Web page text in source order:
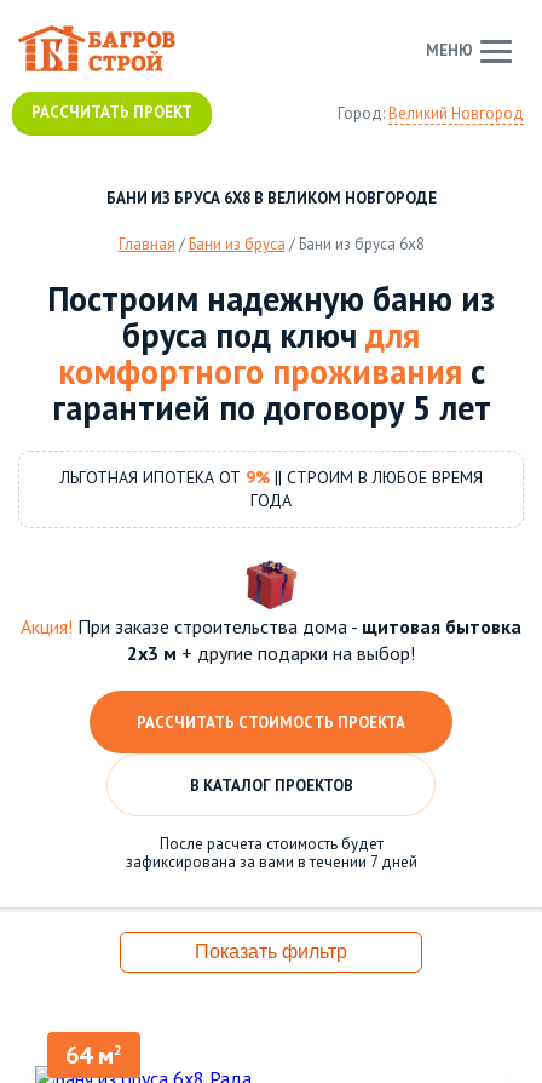
Город:Великий Новгород
РАССЧИТАТЬ ПРОЕКТ
МЕНЮ
БАНИ ИЗ БРУСА 6Х8 В ВЕЛИКОМ НОВГОРОДЕ
Главная /Бани из бруса / Бани из бруса 6х8
Построим надежную баню из
бруса под ключ для
комфортного проживания с
гарантией по договору 5 лет
ЛЬГОТНАЯ ИПОТЕКА ОТ 9%|| СТРОИМ В ЛЮБОЕ ВРЕМЯ
ГОДА
Акция! При заказе строительства дома - щитовая бытовка
2х3 м + другие подарки на выбор!
РАССЧИТАТЬ СТОИМОСТЬ ПРОЕКТА
В КАТАЛОГ ПРОЕКТОВ
После расчета стоимость будет
зафиксирована за вами в течении 7 дней
Показать фильтр
64 м2